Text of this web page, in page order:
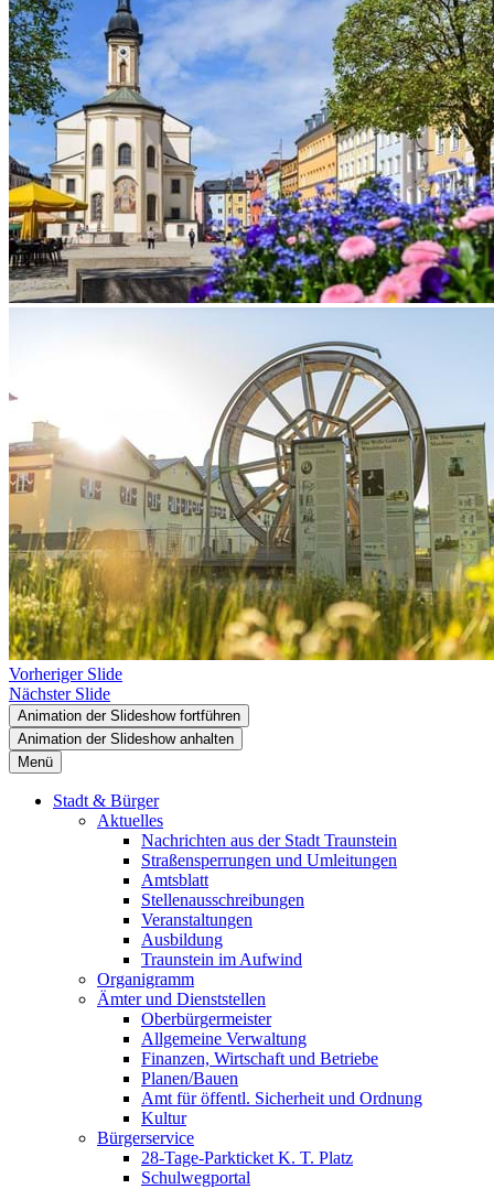
Vorheriger Slide
Nächster Slide
Animation der Slideshow fortführen
Animation der Slideshow anhalten
Menü
Stadt & Bürger
Aktuelles
Nachrichten aus der Stadt Traunstein
Straßensperrungen und Umleitungen
Amtsblatt
Stellenausschreibungen
Veranstaltungen
Ausbildung
Traunstein im Aufwind
Organigramm
Ämter und Dienststellen
Oberbürgermeister
Allgemeine Verwaltung
Finanzen, Wirtschaft und Betriebe
Planen/Bauen
Amt für öffentl. Sicherheit und Ordnung
Kultur
Bürgerservice
28-Tage-Parkticket K. T. Platz
Schulwegportal